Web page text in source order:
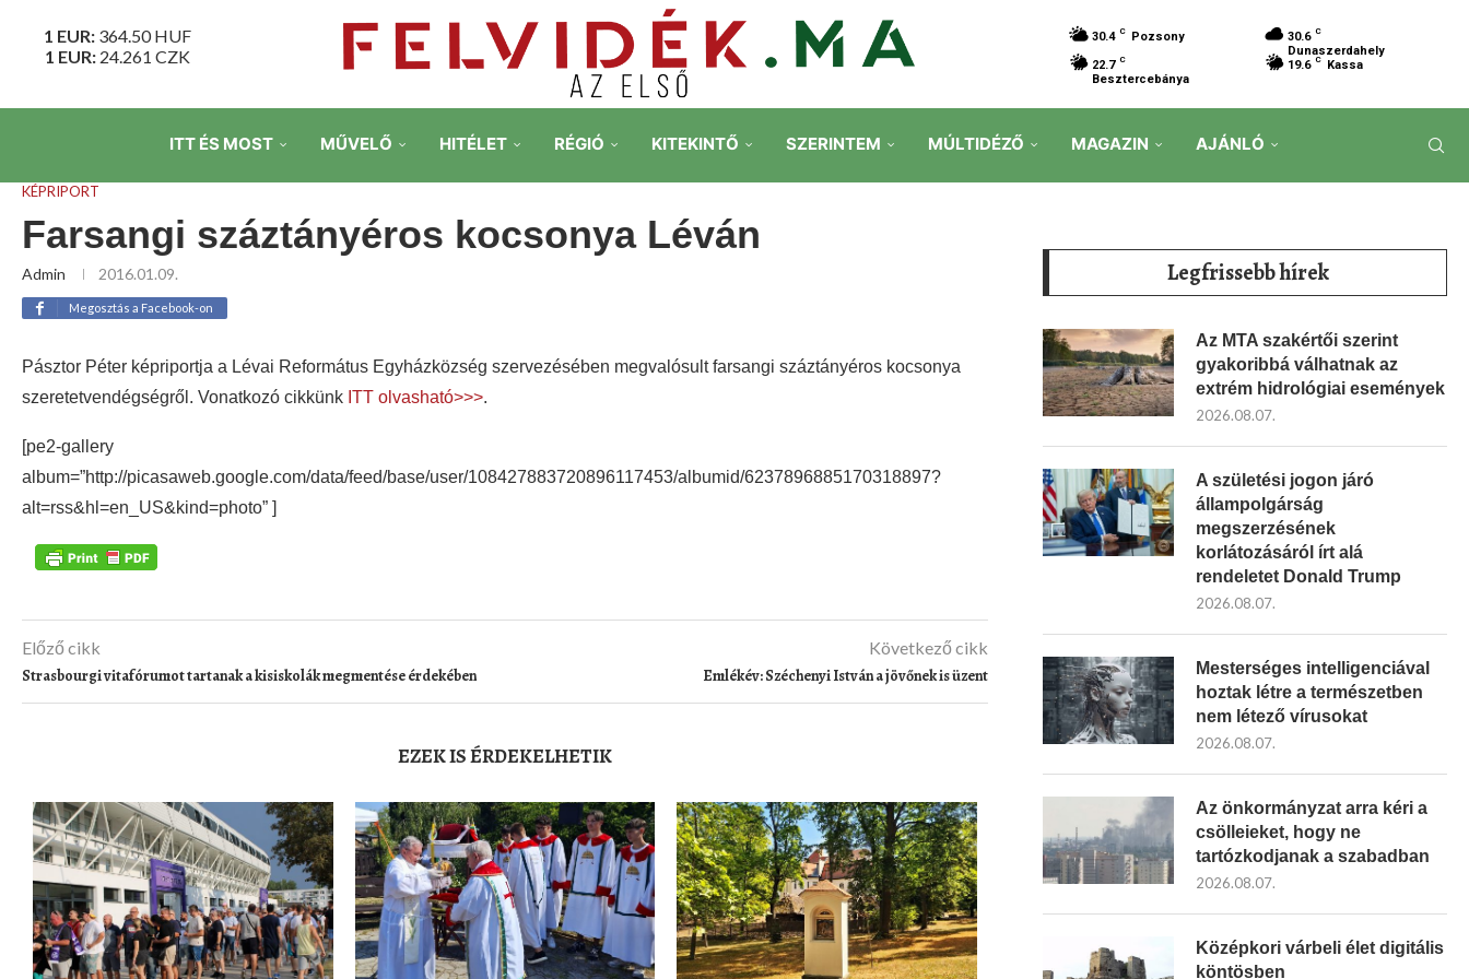
1 EUR: 364.50HUF
1 EUR: 24.261 CZK
30.4 C Pozsony 30.6 C
Dunaszerdahely
22.7 C
Besztercebánya
19.6 C Kassa
ITT ÉS MOST MŰVELŐ HITÉLET RÉGIÓ KITEKINTŐ SZERINTEM MÚLTIDÉZŐ MAGAZIN AJÁNLÓ
KÉPRIPORT
Farsangi száztányéros kocsonya Léván
Admin 2016.01.09.
Megosztás a Facebook-on
Pásztor Péter képriportja a Lévai Református Egyházközség szervezésében megvalósult farsangi száztányéros kocsonya
szeretetvendégségről. Vonatkozó cikkünk ITT olvasható>>>.
[pe2-gallery
album=”http://picasaweb.google.com/data/feed/base/user/108427883720896117453/albumid/6237896885170318897?
alt=rss&hl=en_US&kind=photo” ]
Előző cikk
Strasbourgi vitafórumot tartanak a kisiskolák megmentése érdekében
Következő cikk
Emlékév: Széchenyi István a jövőnek is üzent
EZEK IS ÉRDEKELHETIK
Legfrissebb hírek
Az MTA szakértői szerint
gyakoribbá válhatnak az
extrém hidrológiai események
2026.08.07.
A születési jogon járó
állampolgárság
megszerzésének
korlátozásáról írt alá
rendeletet Donald Trump
2026.08.07.
Mesterséges intelligenciával
hoztak létre a természetben
nem létező vírusokat
2026.08.07.
Az önkormányzat arra kéri a
csölleieket, hogy ne
tartózkodjanak a szabadban
2026.08.07.
Középkori várbeli élet digitális
köntösben